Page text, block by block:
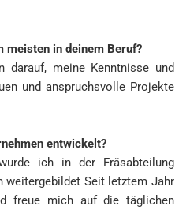
meisten in deinem Beruf?
meine Kenntnisse und
und anspruchsvolle Projekte
entwickelt?
ich in der Fräsabteilung
weitergebildet Seit letztem Jahr
freue mich auf die täglichen